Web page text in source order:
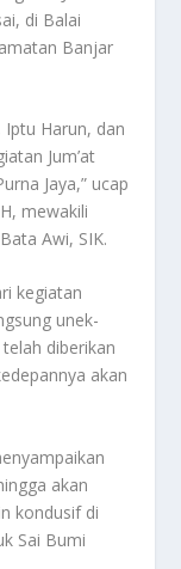
di Balai
Banjar
Iptu Harun, dan
Jum’at
Jaya,” ucap
mewakili
Awi, SIK.
kegiatan
unek-
diberikan
akan
akan
kondusif di
Sai Bumi